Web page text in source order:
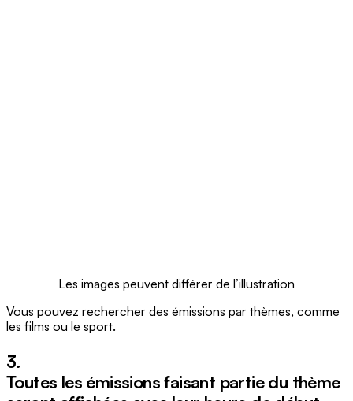
Les images peuvent différer de l’illustration
Vous pouvez rechercher des émissions par thèmes, comme
les films ou le sport.
3.
Toutes les émissions faisant partie du thème